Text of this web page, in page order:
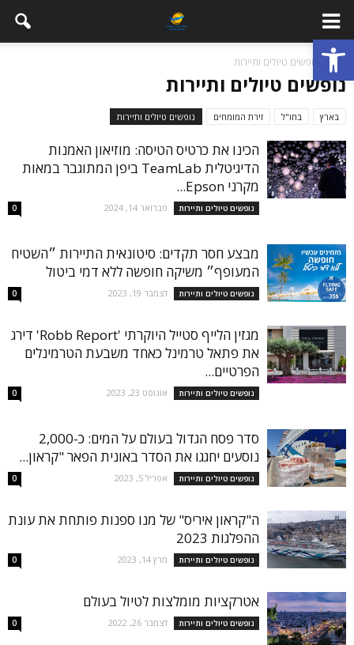
פתח סרגל נגישות
בית נופשים טיולים ותיירות
נופשים טיולים ותיירות
בארץ בחו"ל זירת המומחים נופשים טיולים ותיירות
הכינו את כרטיס הטיסה: מוזיאון האמנות
הדיגיטלית TeamLab ביפן המתוגבר במאות
מקרני Epson...
נופשים טיולים ותיירות פברואר 14, 2024 0
מבצע חסר תקדים: סיטונאית התיירות ״השטיח
המעופף״ משיקה חופשה ללא דמי ביטול
נופשים טיולים ותיירות דצמבר 19, 2023 0
מגזין הלייף סטייל היוקרתי 'Robb Report' דירג
את פתאל טרמינל כאחד משבעת הטרמינלים
הפרטיים...
נופשים טיולים ותיירות אוגוסט 23, 2023 0
סדר פסח הגדול בעולם על המים: כ-2,000
נוסעים יחגגו את הסדר באונית הפאר "קראון...
נופשים טיולים ותיירות אפריל 5, 2023 0
ה"קראון איריס" של מנו ספנות פותחת את עונת
ההפלגות 2023
נופשים טיולים ותיירות מרץ 14, 2023 0
אטרקציות מומלצות לטיול בעולם
נופשים טיולים ותיירות דצמבר 26, 2022 0